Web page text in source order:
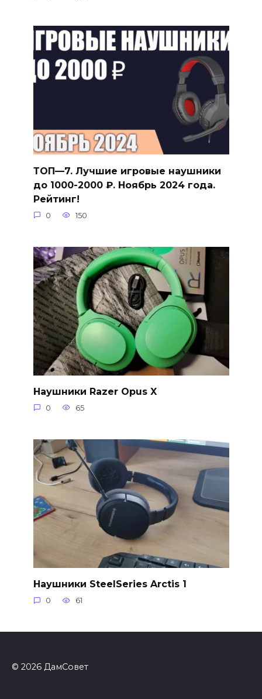
ТОП—7. Лучшие игровые наушники
до 1000-2000 ₽. Ноябрь 2024 года.
Рейтинг!
0 150
Наушники Razer Opus X
0 65
Наушники SteelSeries Arctis 1
0 61
© 2026 ДамСовет